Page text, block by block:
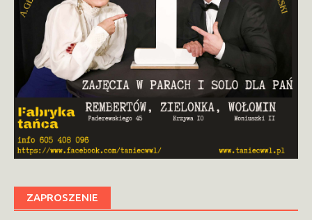
ZAPROSZENIE